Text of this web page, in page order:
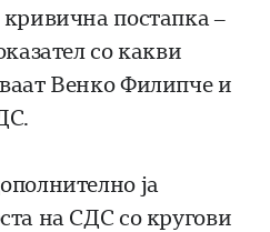
постапка –
со какви
Венко Филипче и
ја
на СДС со кругови